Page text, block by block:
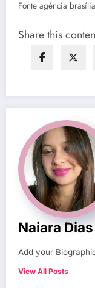
Fonte agência brasília
Share this
Naiara Dias
Add your
View All Posts